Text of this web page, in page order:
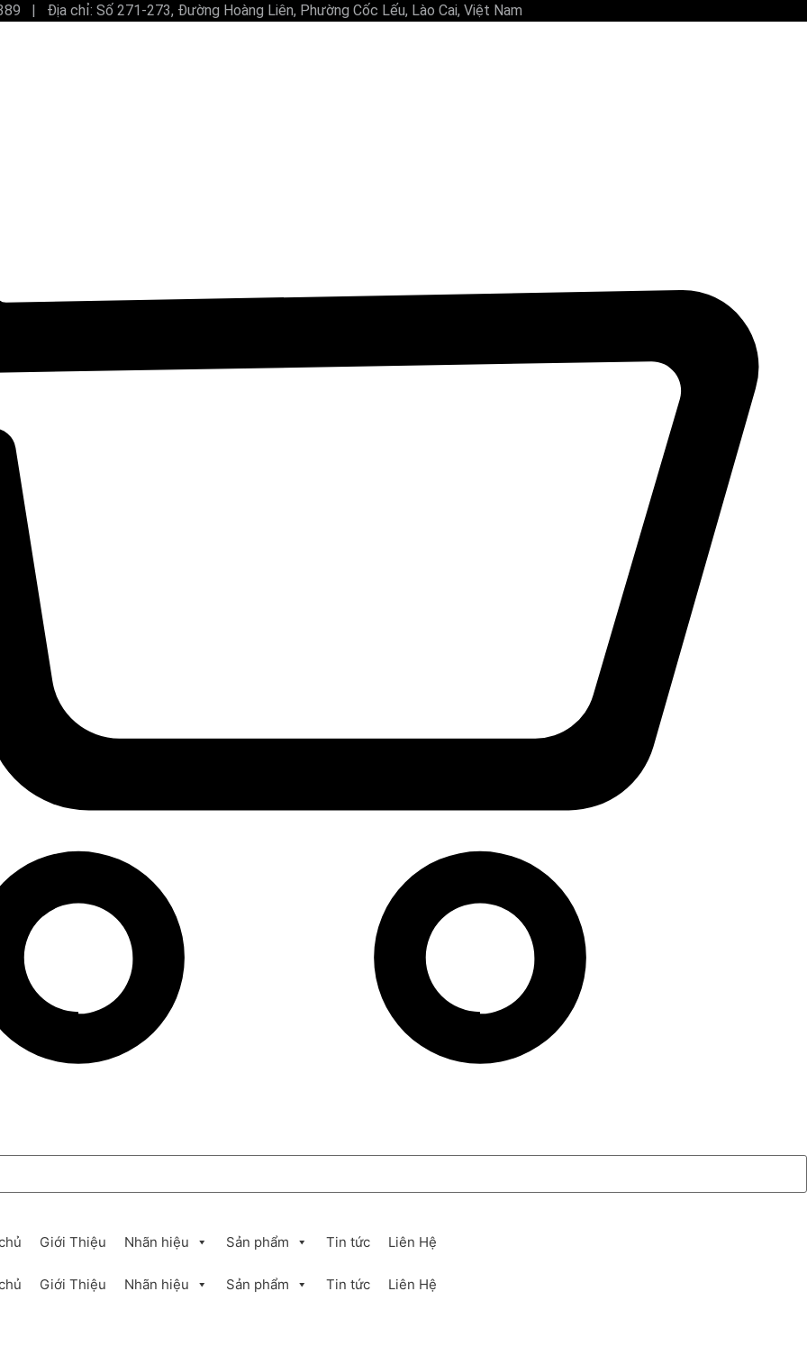
| Địa chỉ: Số 271-273, Đường Hoàng Liên, Phường Cốc Lếu, Lào Cai, Việt Nam
Giới Thiệu Nhãn hiệu Sản phẩm Tin tức Liên Hệ
Giới Thiệu Nhãn hiệu Sản phẩm Tin tức Liên Hệ